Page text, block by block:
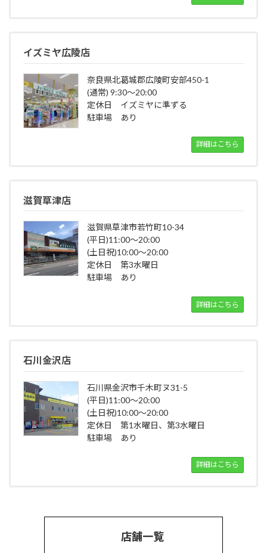
イズミヤ広陵店
奈良県北葛城郡広陵町安部450-1
(通常) 9:30～20:00
定休日 イズミヤに準ずる
駐車場 あり
詳細はこちら
滋賀草津店
滋賀県草津市若竹町10-34
(平日)11:00～20:00
(土日祝)10:00～20:00
定休日 第3水曜日
駐車場 あり
詳細はこちら
石川金沢店
石川県金沢市千木町ヌ31-5
(平日)11:00～20:00
(土日祝)10:00～20:00
定休日 第1水曜日、第3水曜日
駐車場 あり
詳細はこちら
店舗一覧